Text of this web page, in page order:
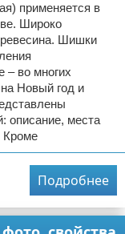
применяется в
Широко
Шишки
– во многих
на Новый год и
описание, места
Кроме
Подробнее